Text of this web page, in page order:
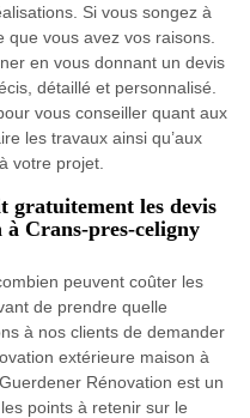
Si vous songez à
que vous avez vos raisons.
en vous donnant un devis
détaillé et personnalisé.
vous conseiller quant aux
les travaux ainsi qu’aux
votre projet.
gratuitement les devis
Crans-pres-celigny
peuvent coûter les
de prendre quelle
à nos clients de demander
extérieure maison à
Rénovation est un
points à retenir sur le